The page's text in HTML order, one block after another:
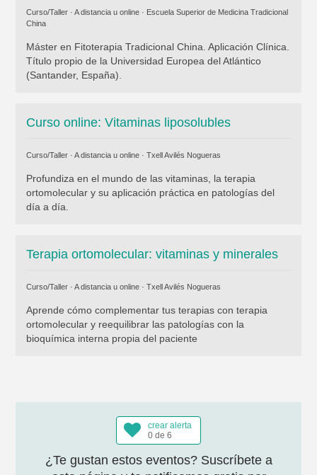
Curso/Taller · A distancia u online · Escuela Superior de Medicina Tradicional
China
Máster en Fitoterapia Tradicional China. Aplicación Clínica.
Título propio de la Universidad Europea del Atlántico
(Santander, España).
Curso online: Vitaminas liposolubles
Curso/Taller · A distancia u online · Txell Avilés Nogueras
Profundiza en el mundo de las vitaminas, la terapia
ortomolecular y su aplicación práctica en patologías del
día a día.
Terapia ortomolecular: vitaminas y minerales
Curso/Taller · A distancia u online · Txell Avilés Nogueras
Aprende cómo complementar tus terapias con terapia
ortomolecular y reequilibrar las patologías con la
bioquímica interna propia del paciente
crear alerta
0 de 6
¿Te gustan estos eventos? Suscríbete a